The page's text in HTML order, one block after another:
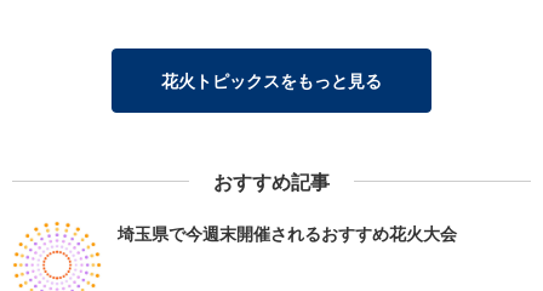
花火トピックスをもっと見る
おすすめ記事
埼玉県で今週末開催されるおすすめ花火大会